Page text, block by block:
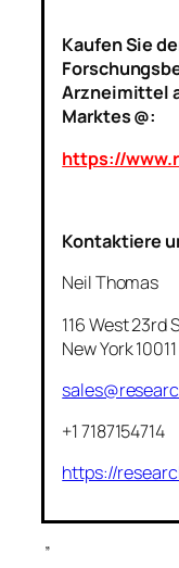
Kaufen Sie
Arzneimittel
Marktes @:
https://
Kontaktiere
Neil Thomas
116 West 23rd
New York 10011
+1 7187154714
https://
”